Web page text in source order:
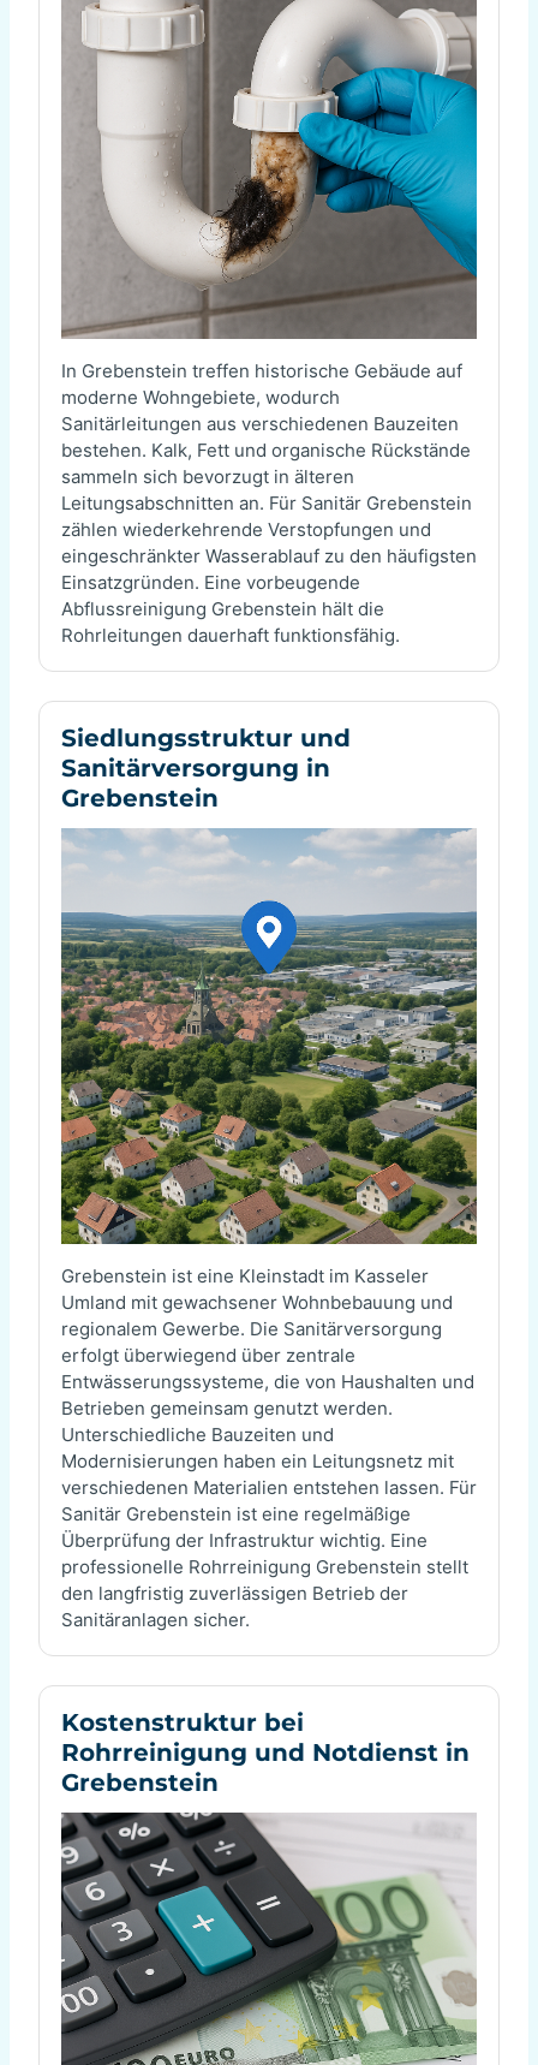
In Grebenstein treffen historische Gebäude auf
moderne Wohngebiete, wodurch
Sanitärleitungen aus verschiedenen Bauzeiten
bestehen. Kalk, Fett und organische Rückstände
sammeln sich bevorzugt in älteren
Leitungsabschnitten an. Für Sanitär Grebenstein
zählen wiederkehrende Verstopfungen und
eingeschränkter Wasserablauf zu den häufigsten
Einsatzgründen. Eine vorbeugende
Abflussreinigung Grebenstein hält die
Rohrleitungen dauerhaft funktionsfähig.
Siedlungsstruktur und
Sanitärversorgung in
Grebenstein
Grebenstein ist eine Kleinstadt im Kasseler
Umland mit gewachsener Wohnbebauung und
regionalem Gewerbe. Die Sanitärversorgung
erfolgt überwiegend über zentrale
Entwässerungssysteme, die von Haushalten und
Betrieben gemeinsam genutzt werden.
Unterschiedliche Bauzeiten und
Modernisierungen haben ein Leitungsnetz mit
verschiedenen Materialien entstehen lassen. Für
Sanitär Grebenstein ist eine regelmäßige
Überprüfung der Infrastruktur wichtig. Eine
professionelle Rohrreinigung Grebenstein stellt
den langfristig zuverlässigen Betrieb der
Sanitäranlagen sicher.
Kostenstruktur bei
Rohrreinigung und Notdienst in
Grebenstein